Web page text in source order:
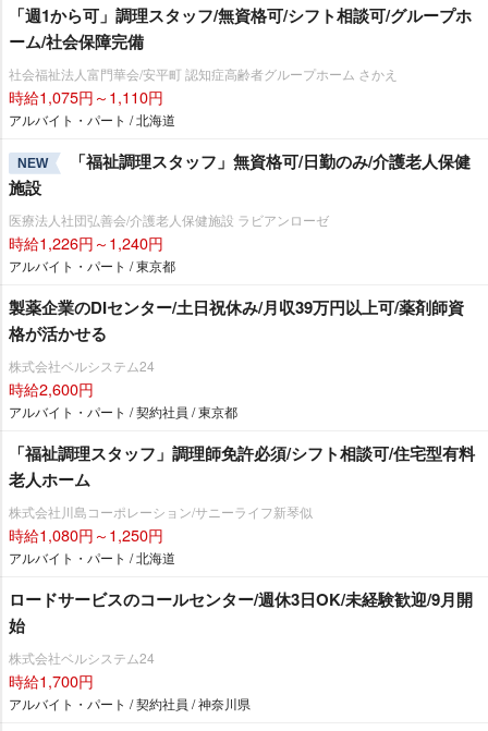
「週1から可」調理スタッフ/無資格可/シフト相談可/グループホ
ーム/社会保障完備
社会福祉法人富門華会/安平町 認知症高齢者グループホーム さかえ
時給1,075円～1,110円
アルバイト・パート / 北海道
NEW
「福祉調理スタッフ」無資格可/日勤のみ/介護老人保健
施設
医療法人社団弘善会/介護老人保健施設 ラビアンローゼ
時給1,226円～1,240円
アルバイト・パート / 東京都
製薬企業のDIセンター/土日祝休み/月収39万円以上可/薬剤師資
格が活かせる
株式会社ベルシステム24
時給2,600円
アルバイト・パート / 契約社員 / 東京都
「福祉調理スタッフ」調理師免許必須/シフト相談可/住宅型有料
老人ホーム
株式会社川島コーポレーション/サニーライフ新琴似
時給1,080円～1,250円
アルバイト・パート / 北海道
ロードサービスのコールセンター/週休3日OK/未経験歓迎/9月開
始
株式会社ベルシステム24
時給1,700円
アルバイト・パート / 契約社員 / 神奈川県